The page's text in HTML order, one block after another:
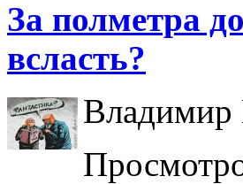
За полметра
всласть?
Владимир